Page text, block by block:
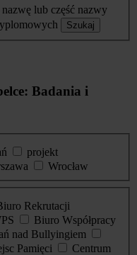
lub część nazwy
Szukaj
Badania i
projekt
Wrocław
Rekrutacji
Biuro Współpracy
nad Bullyingiem
Pamięci
Centrum